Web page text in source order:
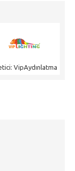
VipAydınlatma